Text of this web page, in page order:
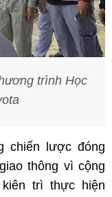
trình Học
chiến lược đóng
thông vì cộng
trì thực hiện